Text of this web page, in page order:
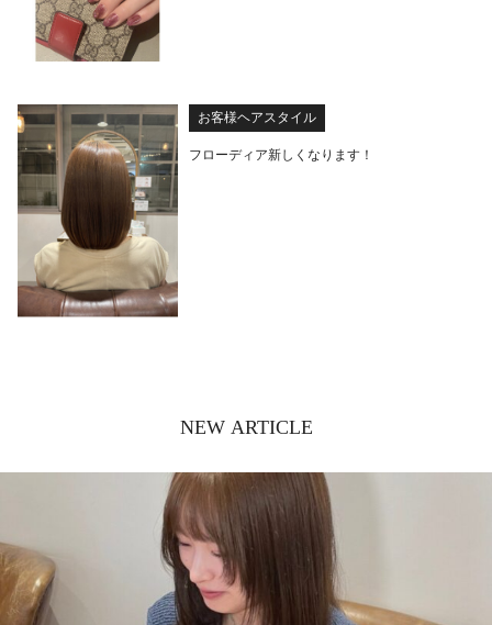
お客様ヘアスタイル
フローディア新しくなります！
NEW ARTICLE